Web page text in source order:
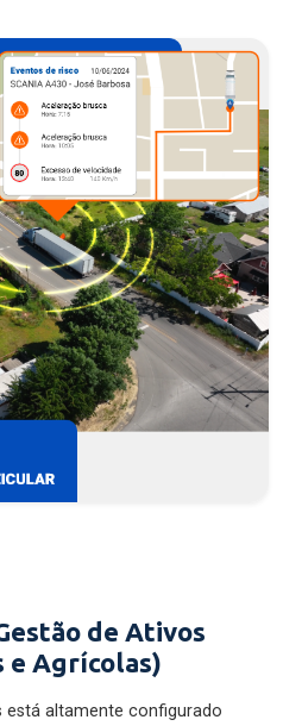
de Ativos
e Agrícolas)
está altamente configurado